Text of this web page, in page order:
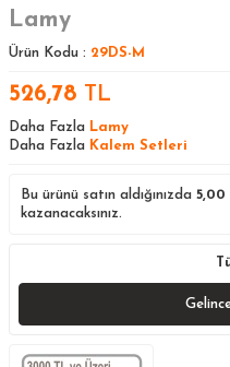
Lamy
Ürün Kodu : 29DS-M
526,78 TL
Daha Fazla Lamy
Daha Fazla Kalem Setleri
Bu ürünü satın aldığınızda 5,00
kazanacaksınız.